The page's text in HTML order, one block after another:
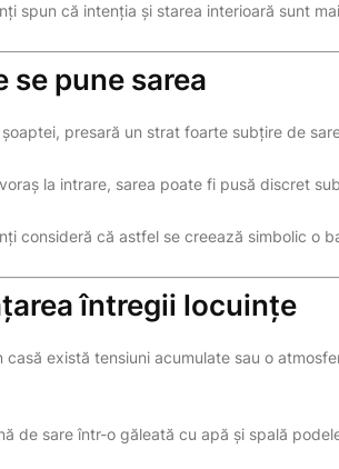
spun că intenția și starea interioară sunt
se pune sarea
presară un strat foarte subțire de
la intrare, sarea poate fi pusă discret
consideră că astfel se creează simbolic o
întregii locuințe
casă există tensiuni acumulate sau o
de sare într-o găleată cu apă și spală